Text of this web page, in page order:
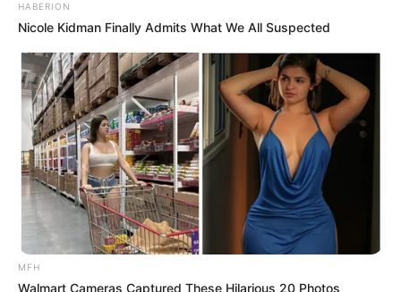
10 Pose Manekin Anti
Mainstream yang Konyol
Banget
HABERION
Nicole Kidman Finally Admits What We All Suspected
MFH
Walmart Cameras Captured These Hilarious 20 Photos